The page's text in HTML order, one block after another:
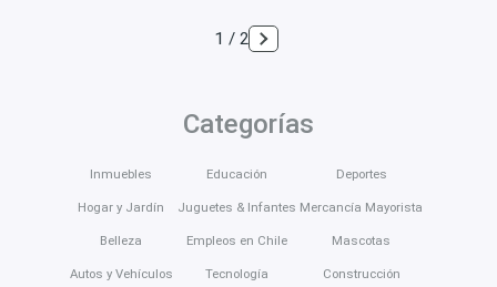
1 / 2
Categorías
Inmuebles
Hogar y Jardín
Belleza
Autos y Vehículos
Educación
Juguetes & Infantes
Empleos en Chile
Tecnología
Deportes
Mercancía Mayorista
Mascotas
Construcción